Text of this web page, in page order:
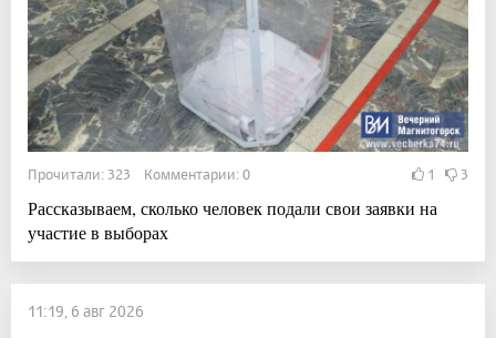
Прочитали: 323 Комментарии: 0 1 3
Рассказываем, сколько человек подали свои заявки на
участие в выборах
11:19, 6 авг 2026